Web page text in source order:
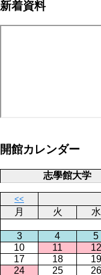
り
新着資料
開館カレンダー
志學館大学
<<
月 火 水
3
4 5
10
11 12
17
18 19
24
25 26